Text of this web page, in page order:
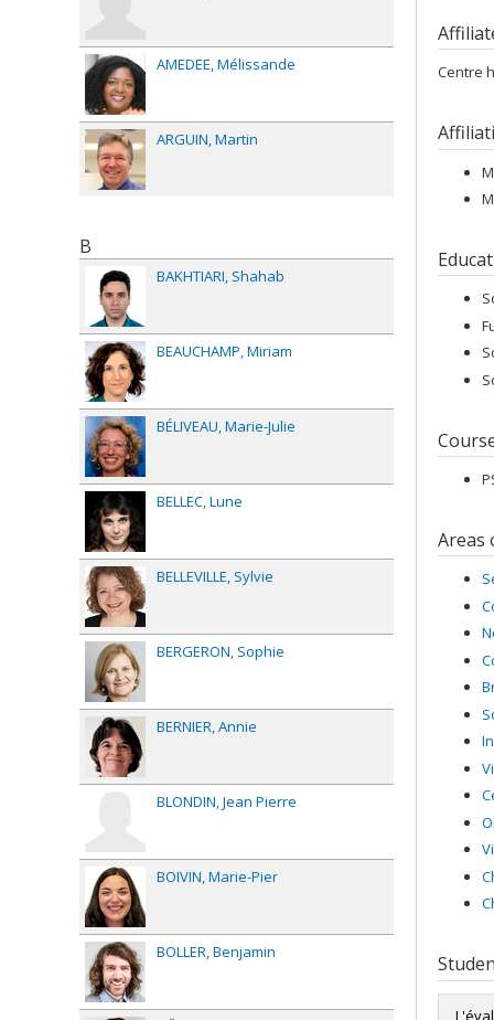
Centre
Areas
AMEDEE Mélissande
ARGUIN Martin
B
BAKHTIARI Shahab
BEAUCHAMP Miriam
BÉLIVEAU Marie-Julie
BELLEC Lune
BELLEVILLE Sylvie
BERGERON Sophie
BERNIER Annie
BLONDIN Jean Pierre
BOIVIN Marie-Pier
BOLLER Benjamin